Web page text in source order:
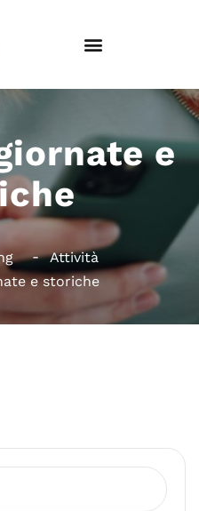
e
Attività
e storiche